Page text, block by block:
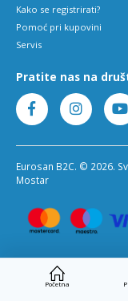
Početna
Kako se registrirati?
Pomoć pri kupovini
Servis
Pratite nas na
Eurosan B2C. © 2026.
Mostar